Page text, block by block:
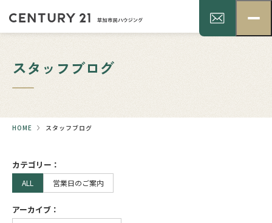
スタッフブログ
HOME スタッフブログ
カテゴリー：
ALL 営業日のご案内
アーカイブ：